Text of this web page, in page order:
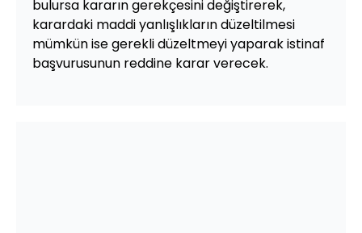
bulursa kararın gerekçesini değiştirerek,
karardaki maddi yanlışlıkların düzeltilmesi
mümkün ise gerekli düzeltmeyi yaparak istinaf
başvurusunun reddine karar verecek.